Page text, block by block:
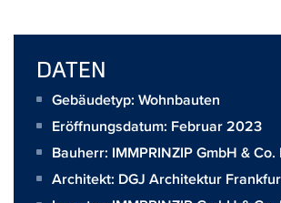
DATEN
Gebäudetyp: Wohnbauten
Eröffnungsdatum: Februar 2023
Bauherr: IMMPRINZIP GmbH & Co.
Architekt: DGJ Architektur